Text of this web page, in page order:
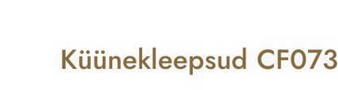
Küünekleepsud CF073